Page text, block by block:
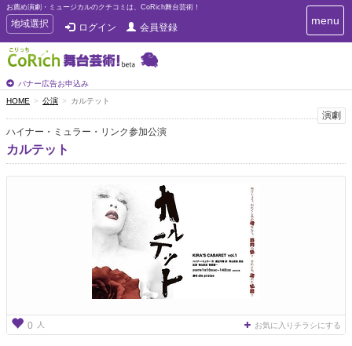
お薦め演劇・ミュージカルのクチコミは、CoRich舞台芸術！
T
o
g
g
e
n
a
v
i
g
地域選択 ログイン 会員登録
バナー広告お申込み
T
o
i
g
menu
HOME 公演 カルテット
演劇
ハイナー・ミュラー・リンク参加公演
カルテット
0 人 お気に入りチラシにする